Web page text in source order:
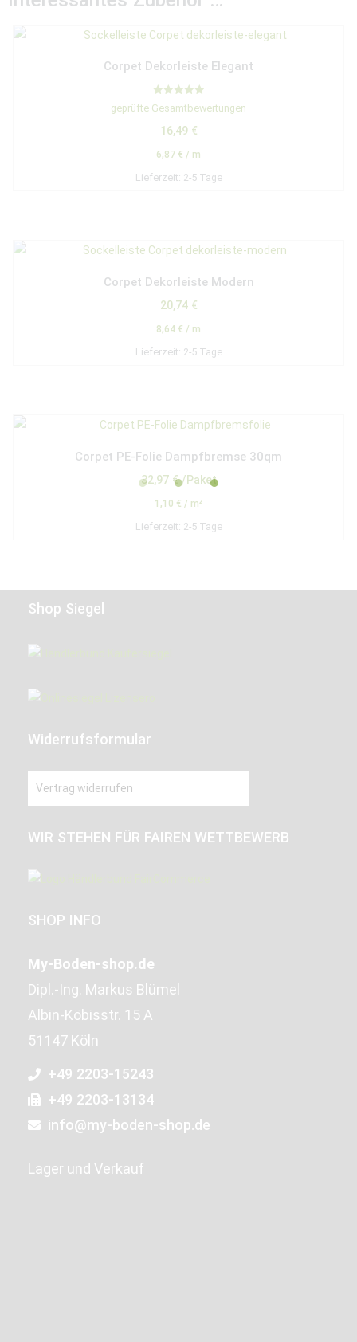
Corpet Dekorleiste Elegant
Bewertet mit
5.00
geprüfte Gesamtbewertungen
16,49 €
6,87 € / m
Lieferzeit: 2-5 Tage
Corpet Dekorleiste Modern
20,74 €
8,64 € / m
Lieferzeit: 2-5 Tage
Corpet PE-Folie Dampfbremse 30qm
32,97 € /Paket
1,10 € / m²
Lieferzeit: 2-5 Tage
Shop Siegel
Widerrufsformular
Vertrag widerrufen
WIR STEHEN FÜR FAIREN WETTBEWERB
SHOP INFO
My-Boden-shop.de
Dipl.-Ing. Markus Blümel
Albin-Köbisstr. 15 A
51147 Köln
+49 2203-15243
+49 2203-13134
info@my-boden-shop.de
Lager und Verkauf